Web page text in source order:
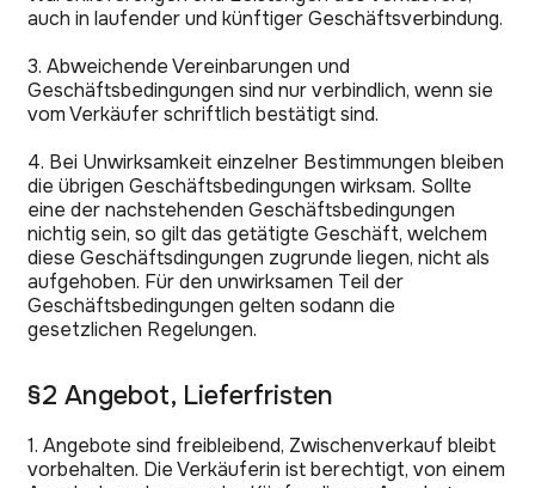
auch in laufender und künftiger Geschäftsverbindung.
3. Abweichende Vereinbarungen und
Geschäftsbedingungen sind nur verbindlich, wenn sie
vom Verkäufer schriftlich bestätigt sind.
4. Bei Unwirksamkeit einzelner Bestimmungen bleiben
die übrigen Geschäftsbedingungen wirksam. Sollte
eine der nachstehenden Geschäftsbedingungen
nichtig sein, so gilt das getätigte Geschäft, welchem
diese Geschäftsdingungen zugrunde liegen, nicht als
aufgehoben. Für den unwirksamen Teil der
Geschäftsbedingungen gelten sodann die
gesetzlichen Regelungen.
§2 Angebot, Lieferfristen
1. Angebote sind freibleibend, Zwischenverkauf bleibt
vorbehalten. Die Verkäuferin ist berechtigt, von einem